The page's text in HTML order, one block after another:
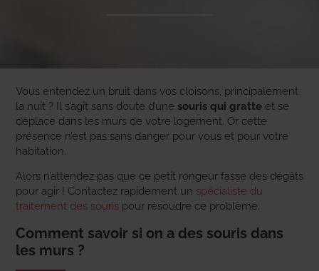
Vous entendez un bruit dans vos cloisons, principalement
la nuit ? Il s’agit sans doute d’une souris qui gratte et se
déplace dans les murs de votre logement. Or cette
présence n’est pas sans danger pour vous et pour votre
habitation.
Alors n’attendez pas que ce petit rongeur fasse des dégâts
pour agir ! Contactez rapidement un spécialiste du
traitement des souris pour résoudre ce problème.
Comment savoir si on a des souris dans
les murs ?